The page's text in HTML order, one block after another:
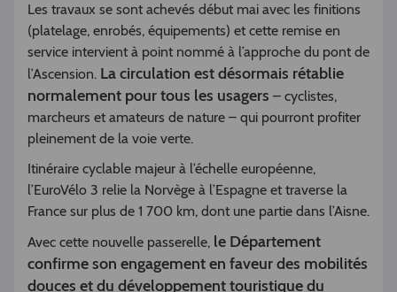
Les travaux se sont achevés début mai avec les finitions
(platelage, enrobés, équipements) et cette remise en
service intervient à point nommé à l’approche du pont de
l’Ascension. La circulation est désormais rétablie
normalement pour tous les usagers – cyclistes,
marcheurs et amateurs de nature – qui pourront profiter
pleinement de la voie verte.
Itinéraire cyclable majeur à l’échelle européenne,
l’EuroVélo 3 relie la Norvège à l’Espagne et traverse la
France sur plus de 1 700 km, dont une partie dans l’Aisne.
Avec cette nouvelle passerelle, le Département
confirme son engagement en faveur des mobilités
douces et du développement touristique du